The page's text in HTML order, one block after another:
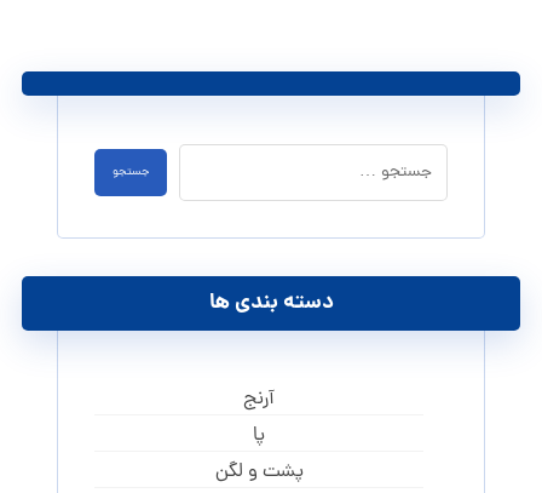
دسته بندی ها
آرنج
پا
پشت و لگن